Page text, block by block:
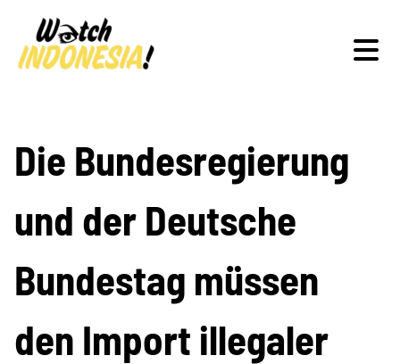
Schwerpunkte
Veranstaltungen
Publikationen
Die Bundesregierung
und der Deutsche
Bundestag müssen
den Import illegaler